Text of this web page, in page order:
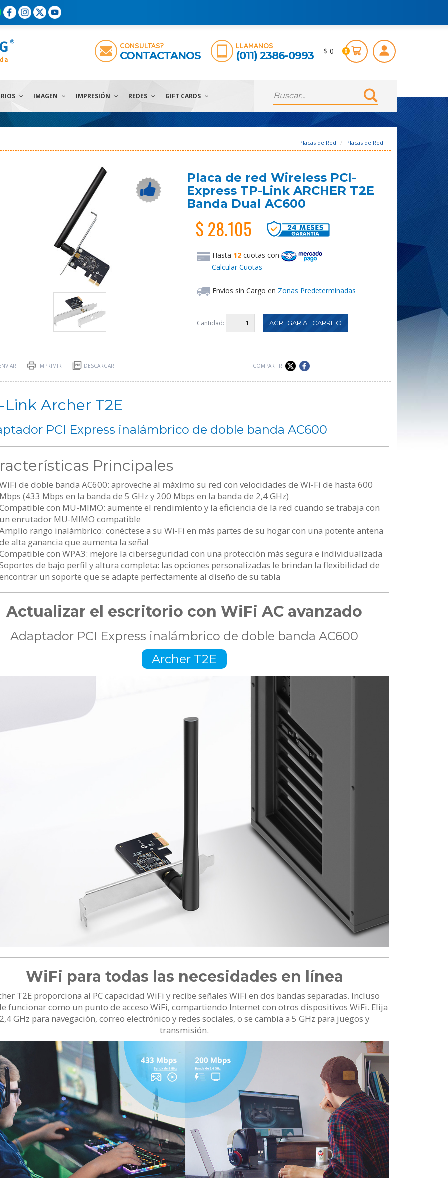
$ 0 0
CONSULTAS?
CONTACTANOS
LLAMANOS
(011) 2386-0993
IMAGEN IMPRESIÓN REDES GIFT CARDS
Placas de Red Placas de Red
Placa de red Wireless PCI-
Express TP-Link ARCHER T2E
Banda Dual AC600
$ 28.105
Hasta 12 cuotas con
Calcular Cuotas
Envíos sin Cargo en Zonas Predeterminadas
Cantidad:
IMPRIMIR DESCARGAR COMPARTIR
Link Archer T2E
PCI Express inalámbrico de doble banda AC600
Principales
WiFi de doble banda AC600: aproveche al máximo su red con velocidades de Wi-Fi de hasta 600
Mbps (433 Mbps en la banda de 5 GHz y 200 Mbps en la banda de 2,4 GHz)
Compatible con MU-MIMO: aumente el rendimiento y la eficiencia de la red cuando se trabaja con
un enrutador MU-MIMO compatible
Amplio rango inalámbrico: conéctese a su Wi-Fi en más partes de su hogar con una potente antena
de alta ganancia que aumenta la señal
Compatible con WPA3: mejore la ciberseguridad con una protección más segura e individualizada
Soportes de bajo perfil y altura completa: las opciones personalizadas le brindan la flexibilidad de
encontrar un soporte que se adapte perfectamente al diseño de su tabla
Actualizar el escritorio con WiFi AC avanzado
Adaptador PCI Express inalámbrico de doble banda AC600
Archer T2E
WiFi para todas las necesidades en línea
T2E proporciona al PC capacidad WiFi y recibe señales WiFi en dos bandas separadas. Incluso
funcionar como un punto de acceso WiFi, compartiendo Internet con otros dispositivos WiFi. Elija
2,4 GHz para navegación, correo electrónico y redes sociales, o se cambia a 5 GHz para juegos y
transmisión.